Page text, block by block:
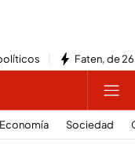
Faten, de
Economía Sociedad